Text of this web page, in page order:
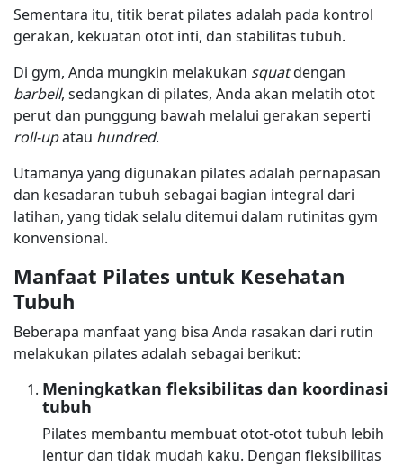
Sementara itu, titik berat pilates adalah pada kontrol
gerakan, kekuatan otot inti, dan stabilitas tubuh.
Di gym, Anda mungkin melakukan squatdengan
barbell, sedangkan di pilates, Anda akan melatih otot
perut dan punggung bawah melalui gerakan seperti
roll-upatau hundred.
Utamanya yang digunakan pilates adalah pernapasan
dan kesadaran tubuh sebagai bagian integral dari
latihan, yang tidak selalu ditemui dalam rutinitas gym
konvensional.
Manfaat Pilates untuk Kesehatan
Tubuh
Beberapa manfaat yang bisa Anda rasakan dari rutin
melakukan pilates adalah sebagai berikut:
Meningkatkan fleksibilitas dan koordinasi
tubuh
Pilates membantu membuat otot-otot tubuh lebih
lentur dan tidak mudah kaku. Dengan fleksibilitas